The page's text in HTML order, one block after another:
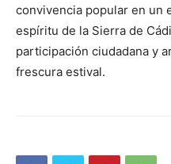
convivencia popular en un
espíritu de la Sierra de
participación ciudadana y
frescura estival.